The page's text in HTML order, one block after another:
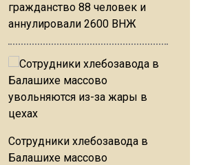
гражданство 88 человек и
аннулировали 2600 ВНЖ
Сотрудники хлебозавода в
Балашихе массово